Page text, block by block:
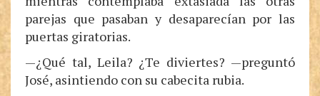
parejas que pasaban y desaparecían por las
puertas giratorias.
—¿Qué tal, Leila? ¿Te diviertes? —preguntó
José, asintiendo con su cabecita rubia.